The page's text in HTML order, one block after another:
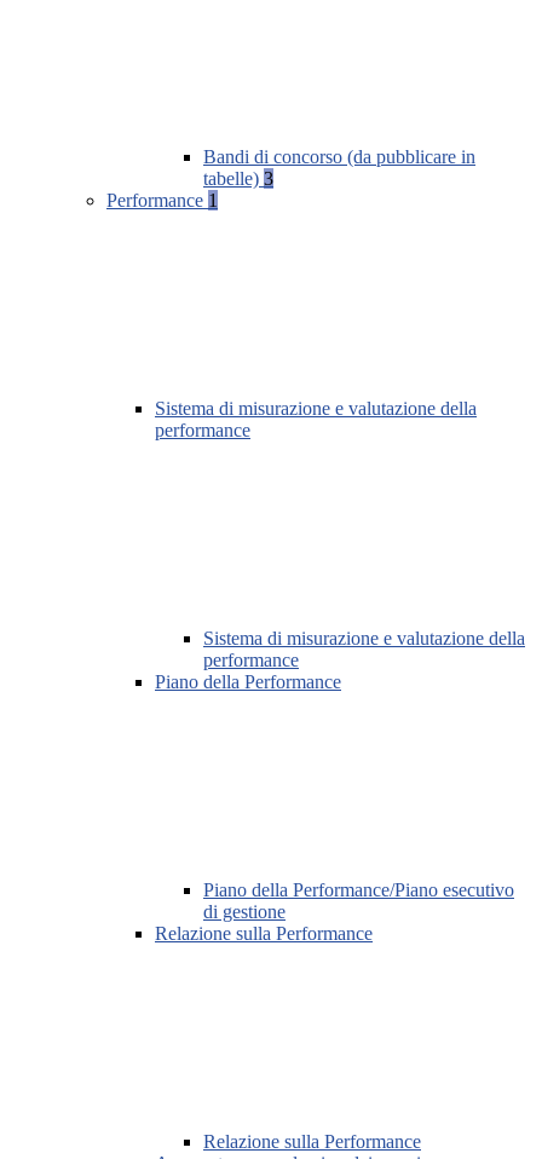
Bandi di concorso (da pubblicare in
tabelle) 3
Performance 1
Sistema di misurazione e valutazione della
performance
Sistema di misurazione e valutazione della
performance
Piano della Performance
Piano della Performance/Piano esecutivo
di gestione
Relazione sulla Performance
Relazione sulla Performance